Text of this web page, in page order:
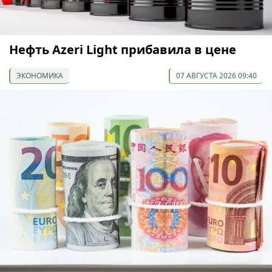
Нефть Azeri Light прибавила в цене
ЭКОНОМИКА 07 АВГУСТА 2026 09:40